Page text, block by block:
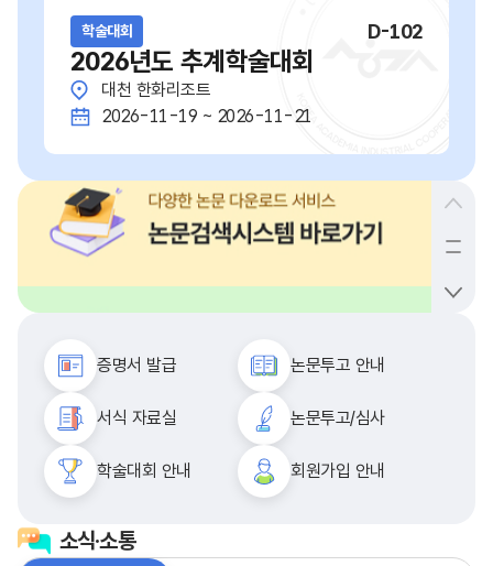
학술대회 D-102
2026년도 추계학술대회
대천 한화리조트
2026-11-19 ~ 2026-11-21
증명서 발급 논문투고 안내
서식 자료실 논문투고/심사
학술대회 안내 회원가입 안내
소식·소통